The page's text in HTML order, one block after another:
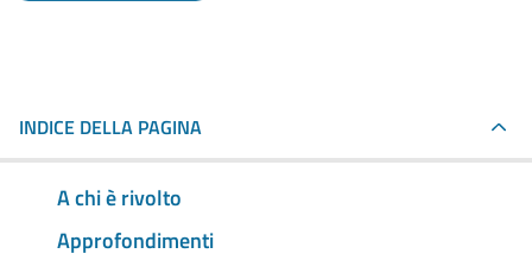
INDICE DELLA PAGINA
A chi è rivolto
Approfondimenti